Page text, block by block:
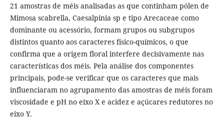
21 amostras de méis analisadas as que continham pólen de
Mimosa scabrella, Caesalpinia sp e tipo Arecaceae como
dominante ou acessório, formam grupos ou subgrupos
distintos quanto aos caracteres físico-químicos, o que
confirma que a origem floral interfere decisivamente nas
características dos méis. Pela análise dos componentes
principais, pode-se verificar que os caracteres que mais
influenciaram no agrupamento das amostras de méis foram
viscosidade e pH no eixo X e acidez e açúcares redutores no
eixo Y.